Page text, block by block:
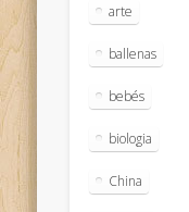
arte
ballenas
bebés
biologia
China